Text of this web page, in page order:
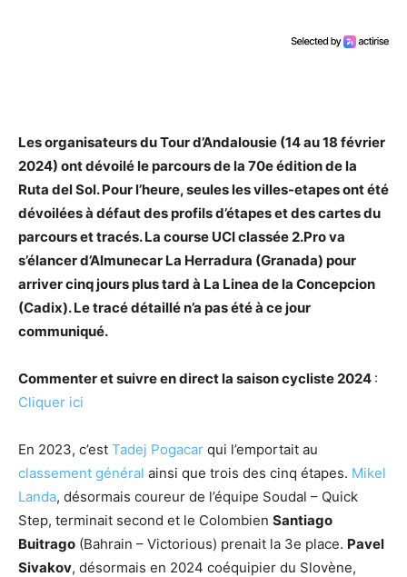
Les organisateurs du Tour d’Andalousie (14 au 18 février
2024) ont dévoilé le parcours de la 70e édition de la
Ruta del Sol. Pour l’heure, seules les villes-etapes ont été
dévoilées à défaut des profils d’étapes et des cartes du
parcours et tracés. La course UCI classée 2.Pro va
s’élancer d’Almunecar La Herradura (Granada) pour
arriver cinq jours plus tard à La Linea de la Concepcion
(Cadix). Le tracé détaillé n’a pas été à ce jour
communiqué.
Commenter et suivre en direct la saison cycliste 2024 :
Cliquer ici
En 2023, c’est Tadej Pogacar qui l’emportait au
classement général ainsi que trois des cinq étapes. Mikel
Landa, désormais coureur de l’équipe Soudal – Quick
Step, terminait second et le Colombien Santiago
Buitrago (Bahrain – Victorious) prenait la 3e place. Pavel
Sivakov, désormais en 2024 coéquipier du Slovène,